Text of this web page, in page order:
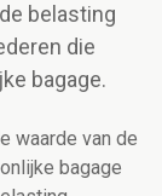
belasting
die
bagage.
waarde van de
bagage